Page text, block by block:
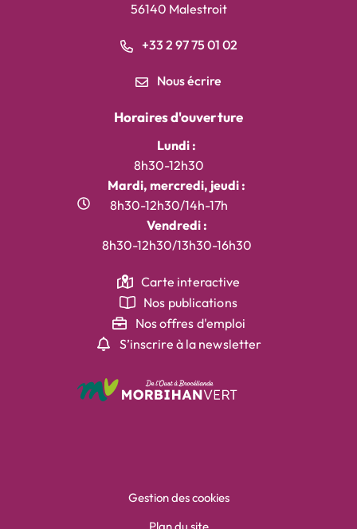
56140 Malestroit
+33 2 97 75 01 02
Nous écrire
Horaires d'ouverture
Lundi :
8h30-12h30
Mardi, mercredi, jeudi :
8h30-12h30/14h-17h
Vendredi :
8h30-12h30/13h30-16h30
Carte interactive
Nos publications
Nos offres d'emploi
S’inscrire à la newsletter
Gestion des cookies